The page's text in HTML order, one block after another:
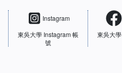
Instagram
東吳大學 Instagram 帳
號
東吳大學